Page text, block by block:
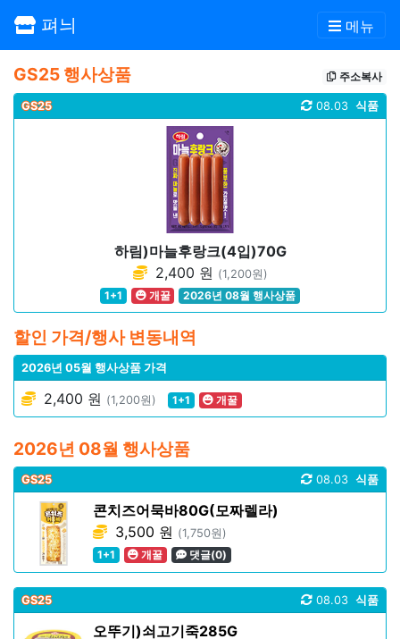
펴늬 메뉴
GS25 행사상품 주소복사
GS25 식품
08.03
하림)마늘후랑크(4입)70G
2,400 원 (1,200원)
1+1
개꿀 2026년 08월 행사상품
할인 가격/행사 변동내역
2026년 05월 행사상품 가격
2,400 원 (1,200원) 1+1 개꿀
2026년 08월 행사상품
GS25 식품
08.03
콘치즈어묵바80G(모짜렐라)
3,500 원 (1,750원)
1+1
개꿀 댓글(0)
GS25 식품
08.03
오뚜기)쇠고기죽285G